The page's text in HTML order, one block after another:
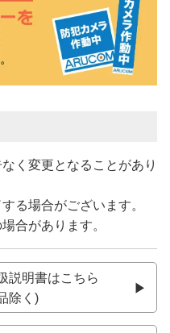
く変更となることがあり
る場合がございます。
合があります。
説明書はこちら
除く)